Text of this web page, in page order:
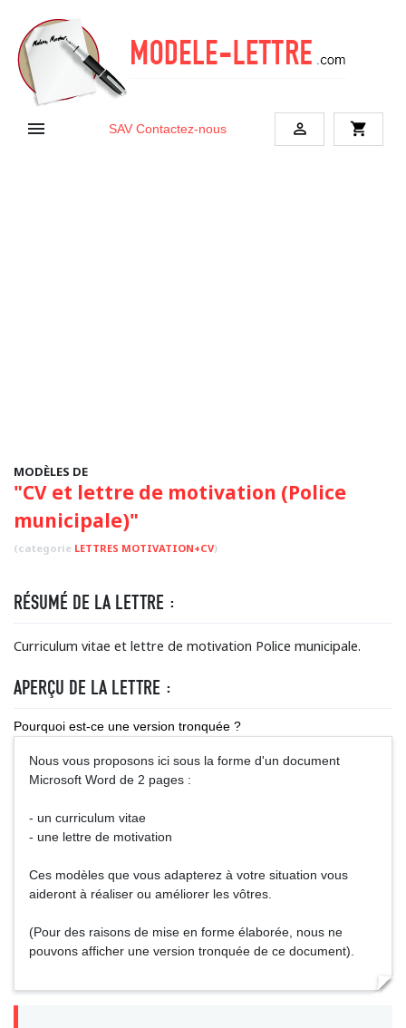
 SAV Contactez-nous  shopping_cart
MODÈLES DE
"CV et lettre de motivation (Police
municipale)"
(categorie LETTRES MOTIVATION+CV)
RÉSUMÉ DE LA LETTRE :
Curriculum vitae et lettre de motivation Police municipale.
APERÇU DE LA LETTRE :
Pourquoi est-ce une version tronquée ?
Nous vous proposons ici sous la forme d'un document
Microsoft Word de 2 pages :
- un curriculum vitae
- une lettre de motivation
Ces modèles que vous adapterez à votre situation vous
aideront à réaliser ou améliorer les vôtres.
(Pour des raisons de mise en forme élaborée, nous ne
pouvons afficher une version tronquée de ce document).